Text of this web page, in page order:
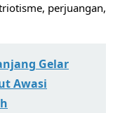
perjuangan,
Gelar
Awasi